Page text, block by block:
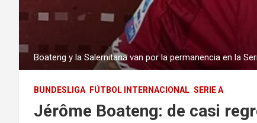
Boateng y la Salernitana van por la permanencia en la
BUNDESLIGA FÚTBOL INTERNACIONAL SERIE A
Jérôme Boateng: de casi